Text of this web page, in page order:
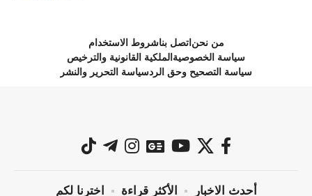
من نحن اتصل بناشروط الاستخدام
سياسة الخصوصية الملكية القانونية والترخيص
سياسة التصحيح وحق الردسياسة التحرير والنشر
أحدث الاخبار الأكثر قراءة اخترنا لكم